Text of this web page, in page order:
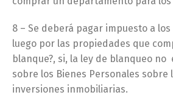
8 – Se deberá pagar impuesto a
luego por las propiedades que
blanque?, si, la ley de blanqueo
sobre los Bienes Personales sobre
inversiones inmobiliarias.